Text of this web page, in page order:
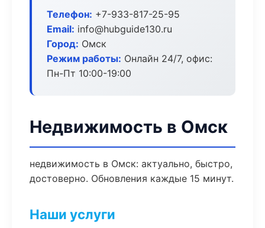
Телефон: +7-933-817-25-95
Email: info@hubguide130.ru
Город: Омск
Режим работы: Онлайн 24/7, офис:
Пн-Пт 10:00-19:00
Недвижимость в Омск
недвижимость в Омск: актуально, быстро,
достоверно. Обновления каждые 15 минут.
Наши услуги